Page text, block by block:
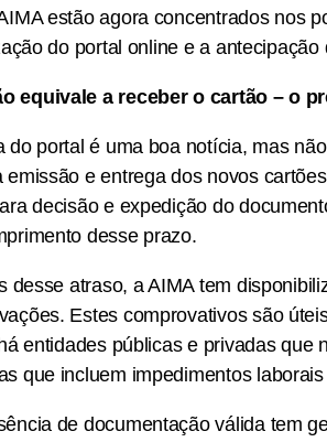
estão agora concentrados nos
do portal online e a
equivale a receber o cartão – o
do portal é uma boa notícia, mas
emissão e entrega dos novos
decisão e expedição do
desse prazo.
desse atraso, a AIMA tem
Estes comprovativos são
entidades públicas e privadas que
que incluem impedimentos
de documentação válida tem